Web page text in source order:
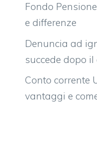
Fondo
e differenze
Denuncia ad
succede dopo
Conto corrente
vantaggi e